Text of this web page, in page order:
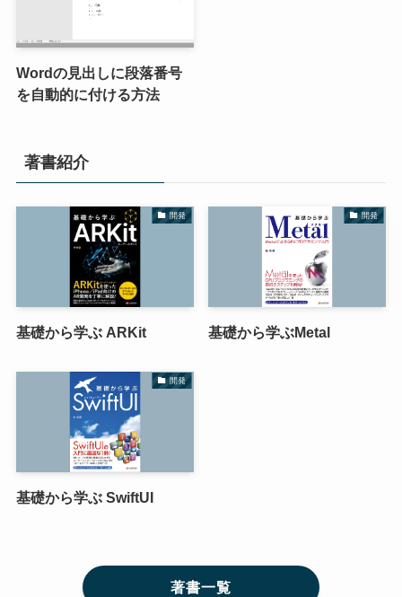
Wordの見出しに段落番号
を自動的に付ける方法
著書紹介
開発
基礎から学ぶ ARKit
開発
基礎から学ぶMetal
開発
基礎から学ぶ SwiftUI
著書一覧